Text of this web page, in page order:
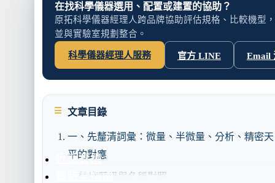
實驗室建置服務
實驗桌規劃設計與訂製
實驗室周邊工程
地板鋪設工程
近期實績
實驗室指南
在找科學儀器選用、配置或建置的協助？
原拓科學儀器經理人跨品牌協助評估規格、比較機型，
並與實驗室規劃整合。
科學儀器經理人服務 官方 LINE Email
文章目錄
一、先釐清詞彙：微量、半微量、分析、精密天
平的對應
精度等級與名稱對照